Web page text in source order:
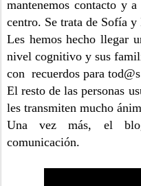
mantenemos contacto y
centro. Se trata de Sofía
Les hemos hecho llegar
nivel cognitivo y sus
con recuerdos para
El resto de las personas
les transmiten mucho
Una vez más, el
comunicación.